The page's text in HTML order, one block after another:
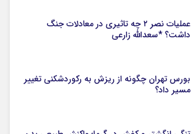
عملیات نصر ۲ چه تاثیری در معادلات جنگ
داشت؟ *سعدالله زارعی
بورس تهران چگونه از ریزش به رکوردشکنی تغییر
مسیر داد؟